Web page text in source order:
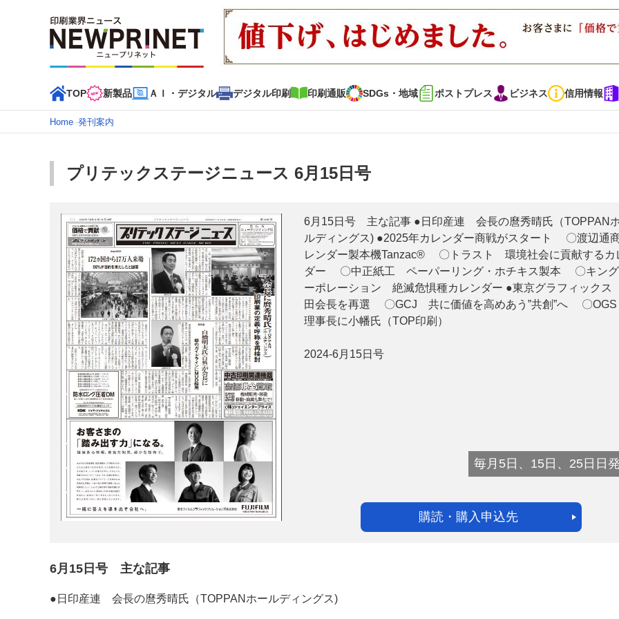
TOP 新製品 ＡＩ・デジタル デジタル印刷 印刷通販 SDGs・地域 ポストプレス ビジネス 信用情報
インデックス
TOP
新商品 新製品 ＡＩ・デジタル デジタル印刷 印刷通販 SDGs・地域 ポストプレス ビジネス イベント 信用情報
特集記事カテゴリー一覧
2022 見える化・MIS特集 特集・デジタル印刷 アイデアで勝負！ ～多様なビジネス・多彩な商材～
JAPAN PACK 2023 特集
特集・デジタル印刷 ～ 新成長軌道を描く
案内
発刊案内 JFPI印刷用語集 印刷機材年鑑
運営
会社案内 購読・購入申し込み サイトポリシー
Home–発刊案内
プリテックステージニュース 6月15日号
6月15日号 主な記事 ●日印産連 会長の麿秀晴氏（TOPPAN
ルディングス) ●2025年カレンダー商戦がスタート 〇渡辺通
レンダー製本機Tanzac® 〇トラスト 環境社会に貢献するカ
ダー 〇中正紙工 ペーパーリング・ホチキス製本 〇キン
ーポレーション 絶滅危惧種カレンダー ●東京グラフィック
田会長を再選 〇GCJ 共に価値を高めあう”共創”へ 〇
理事長に小幡氏（TOP印刷）
2024-6月15日号
毎月5日、15日、25日日
購読・購入申込先
6月15日号 主な記事
●日印産連 会長の麿秀晴氏（TOPPANホールディングス)